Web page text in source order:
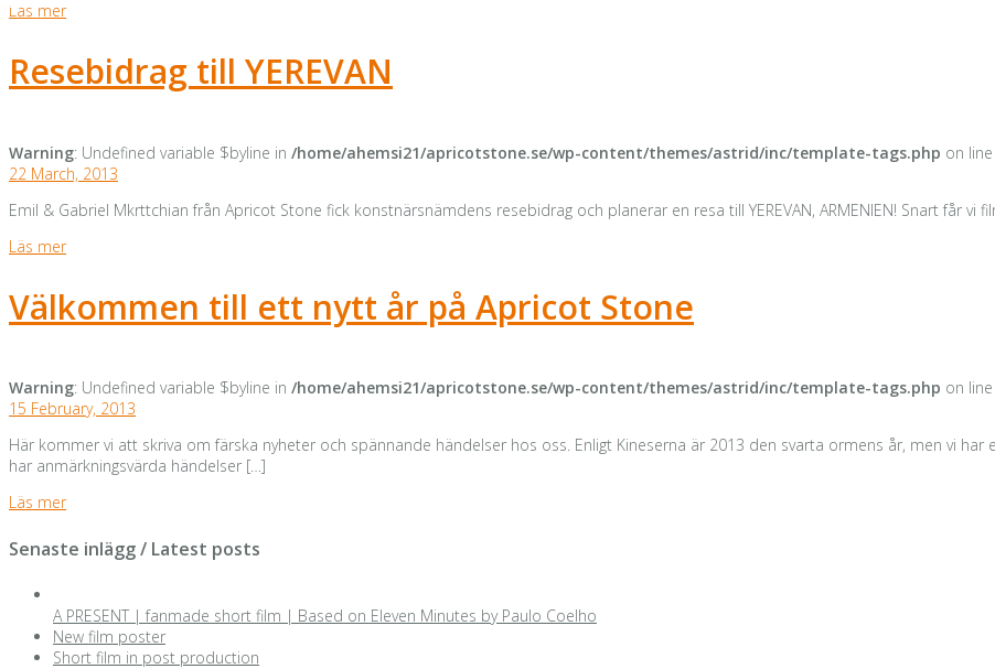
Läs mer
Resebidrag till YEREVAN
Warning: Undefined variable $byline in /home/ahemsi21/apricotstone.se/wp-content/themes/astrid/inc/template-tags.php on line
22 March, 2013
Emil & Gabriel Mkrttchian från Apricot Stone fick konstnärsnämdens resebidrag och planerar en resa till YEREVAN, ARMENIEN! Snart får
Läs mer
Välkommen till ett nytt år på Apricot Stone
Warning: Undefined variable $byline in /home/ahemsi21/apricotstone.se/wp-content/themes/astrid/inc/template-tags.php on line
15 February, 2013
Här kommer vi att skriva om färska nyheter och spännande händelser hos oss. Enligt Kineserna är 2013 den svarta ormens år, men vi
har anmärkningsvärda händelser […]
Läs mer
Senaste inlägg / Latest posts
A PRESENT | fanmade short film | Based on Eleven Minutes by Paulo Coelho
New film poster
Short film in post production